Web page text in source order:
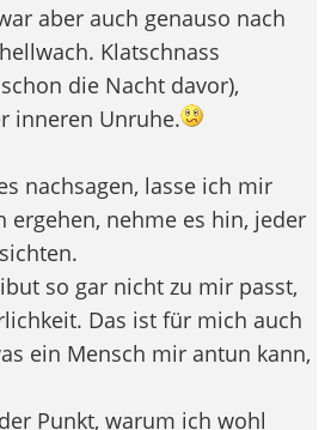
aber auch genauso nach
Klatschnass
die Nacht davor),
inneren Unruhe.
nachsagen, lasse ich mir
ergehen, nehme es hin, jeder
so gar nicht zu mir passt,
Das ist für mich auch
ein Mensch mir antun kann,
Punkt, warum ich wohl